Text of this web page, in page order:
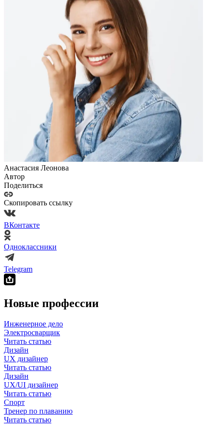
Анастасия Леонова
Автор
Поделиться
Скопировать ссылку
ВКонтакте
Одноклассники
Telegram
Новые профессии
Инженерное дело
Электросварщик
Читать статью
Дизайн
UX дизайнер
Читать статью
Дизайн
UX/UI дизайнер
Читать статью
Спорт
Тренер по плаванию
Читать статью